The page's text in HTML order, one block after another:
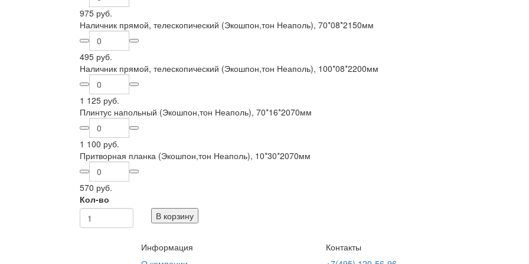
975 руб.
Наличник прямой, телескопический (Экошпон,тон Неаполь), 70*08*2150мм
495 руб.
Наличник прямой, телескопический (Экошпон,тон Неаполь), 100*08*2200мм
1 125 руб.
Плинтус напольный (Экошпон,тон Неаполь), 70*16*2070мм
1 100 руб.
Притворная планка (Экошпон,тон Неаполь), 10*30*2070мм
570 руб.
Кол-во
В корзину
Информация
Контакты